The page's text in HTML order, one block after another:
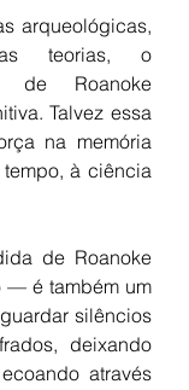
arqueológicas,
teorias, o
de Roanoke
Talvez essa
na memória
à ciência
de Roanoke
— é também um
silêncios
deixando
através